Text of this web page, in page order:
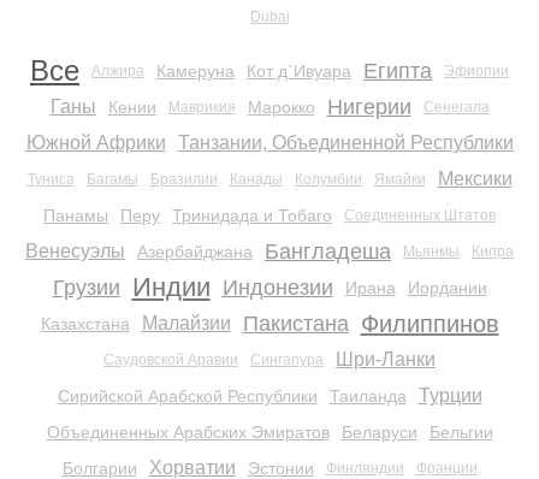
Dubai
Все Алжира Камеруна Кот д`Ивуара Египта Эфиопии
Ганы Кении Маврикия Марокко Нигерии Сенегала
Южной Африки Танзании, Объединенной Республики
Туниса Багамы Бразилии Канады Колумбии Ямайки Мексики
Панамы Перу Тринидада и Тобаго Соединенных Штатов
Венесуэлы Азербайджана Бангладеша Мьянмы Кипра
Грузии Индии Индонезии Ирана
Иордании
Казахстана
Малайзии Пакистана Филиппинов
Саудовской Аравии Сингапура Шри-Ланки
Сирийской Арабской Республики Таиланда Турции
Объединенных Арабских Эмиратов Беларуси
Бельгии
Болгарии
Хорватии Эстонии Финляндии Франции